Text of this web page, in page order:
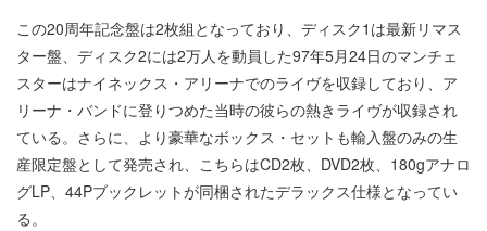
この20周年記念盤は2枚組となっており、ディスク1は最新リマス
ター盤、ディスク2には2万人を動員した97年5月24日のマンチェ
スターはナイネックス・アリーナでのライヴを収録しており、ア
リーナ・バンドに登りつめた当時の彼らの熱きライヴが収録され
ている。さらに、より豪華なボックス・セットも輸入盤のみの生
産限定盤として発売され、こちらはCD2枚、DVD2枚、180gアナロ
グLP、44Pブックレットが同梱されたデラックス仕様となってい
る。